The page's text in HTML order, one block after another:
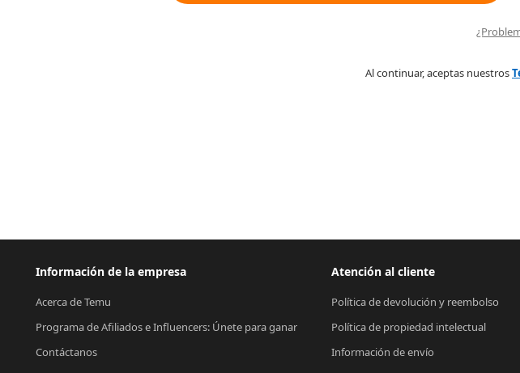
Al continuar, aceptas nuestros
Información de la empresa
Acerca de Temu
Programa de Afiliados e Influencers: Únete para ganar
Contáctanos
Atención al cliente
Política de devolución y reembolso
Política de propiedad intelectual
Información de envío